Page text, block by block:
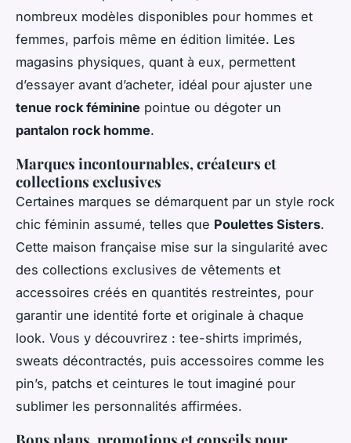
nombreux modèles disponibles pour hommes et
femmes, parfois même en édition limitée. Les
magasins physiques, quant à eux, permettent
d’essayer avant d’acheter, idéal pour ajuster une
tenue rock féminine pointue ou dégoter un
pantalon rock homme.
Marques incontournables, créateurs et
collections exclusives
Certaines marques se démarquent par un style rock
chic féminin assumé, telles que Poulettes Sisters.
Cette maison française mise sur la singularité avec
des collections exclusives de vêtements et
accessoires créés en quantités restreintes, pour
garantir une identité forte et originale à chaque
look. Vous y découvrirez : tee-shirts imprimés,
sweats décontractés, puis accessoires comme les
pin’s, patchs et ceintures le tout imaginé pour
sublimer les personnalités affirmées.